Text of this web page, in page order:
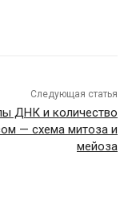
Следующая статья
ДНК и количество
— схема митоза и
мейоза